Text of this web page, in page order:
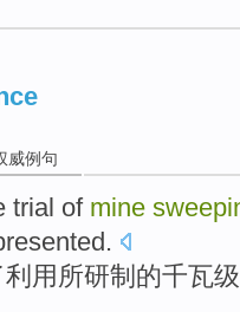
威例句
trial of mine
.
利用 所研制的千瓦